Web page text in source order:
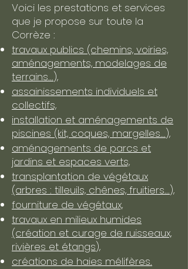
Voici les prestations et services
que je propose sur toute la
Corrèze :
travaux publics (chemins, voiries,
aménagements, modelages de
terrains...),
assainissements individuels et
collectifs,
installation et aménagements de
piscines (kit, coques, margelles...),
aménagements de parcs et
jardins et espaces verts,
transplantation de végétaux
(arbres : tilleuils, chênes, fruitiers...),
fourniture de végétaux,
travaux en milieux humides
(création et curage de ruisseaux,
rivières et étangs),
créations de haies mélifères.